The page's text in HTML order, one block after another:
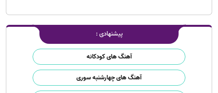
پیشنهادی :
آهنگ های کودکانه
آهنگ های چهارشنبه سوری